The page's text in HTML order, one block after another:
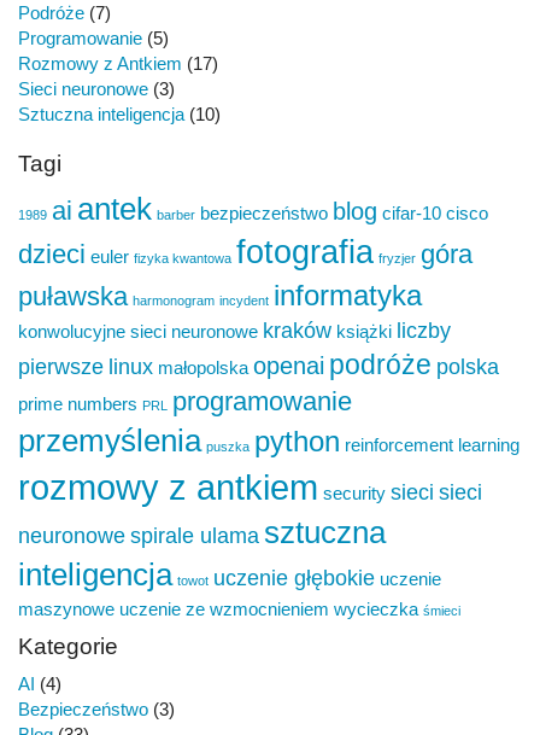
Podróże (7)
Programowanie (5)
Rozmowy z Antkiem (17)
Sieci neuronowe (3)
Sztuczna inteligencja (10)
Tagi
1989 ai antek barber bezpieczeństwo blog cifar-10 cisco
dzieci euler fizyka kwantowa fotografia fryzjer góra
puławska harmonogram incydent informatyka
konwolucyjne sieci neuronowe kraków książki liczby
pierwsze linux małopolska openai podróże polska
prime numbers PRL programowanie
przemyślenia puszka python reinforcement learning
rozmowy z antkiem security sieci sieci
neuronowe spirale ulama sztuczna
inteligencja towot uczenie głębokie uczenie
maszynowe uczenie ze wzmocnieniem wycieczka śmieci
Kategorie
AI (4)
Bezpieczeństwo (3)